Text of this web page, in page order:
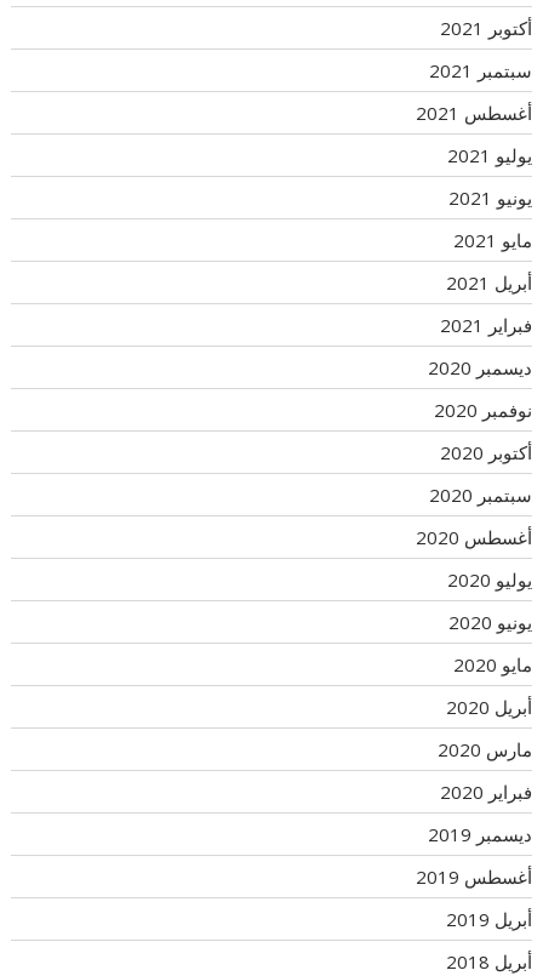
أكتوبر 2021
سبتمبر 2021
أغسطس 2021
يوليو 2021
يونيو 2021
مايو 2021
أبريل 2021
فبراير 2021
ديسمبر 2020
نوفمبر 2020
أكتوبر 2020
سبتمبر 2020
أغسطس 2020
يوليو 2020
يونيو 2020
مايو 2020
أبريل 2020
مارس 2020
فبراير 2020
ديسمبر 2019
أغسطس 2019
أبريل 2019
أبريل 2018